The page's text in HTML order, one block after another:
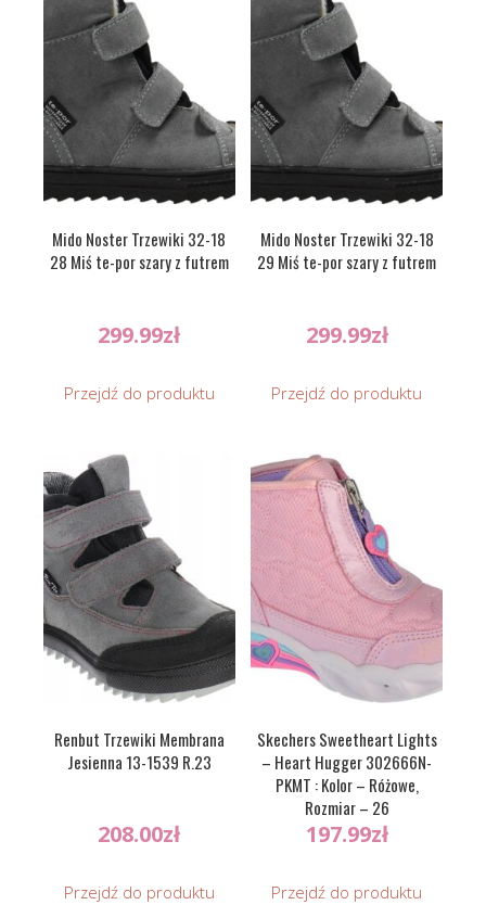
Mido Noster Trzewiki 32-18
28 Miś te-por szary z futrem
299.99zł
Przejdź do produktu
Mido Noster Trzewiki 32-18
29 Miś te-por szary z futrem
299.99zł
Przejdź do produktu
Renbut Trzewiki Membrana
Jesienna 13-1539 R.23
208.00zł
Przejdź do produktu
Skechers Sweetheart Lights
– Heart Hugger 302666N-
PKMT : Kolor – Różowe,
Rozmiar – 26
197.99zł
Przejdź do produktu